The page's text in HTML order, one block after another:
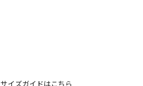
サイズガイドはこちら